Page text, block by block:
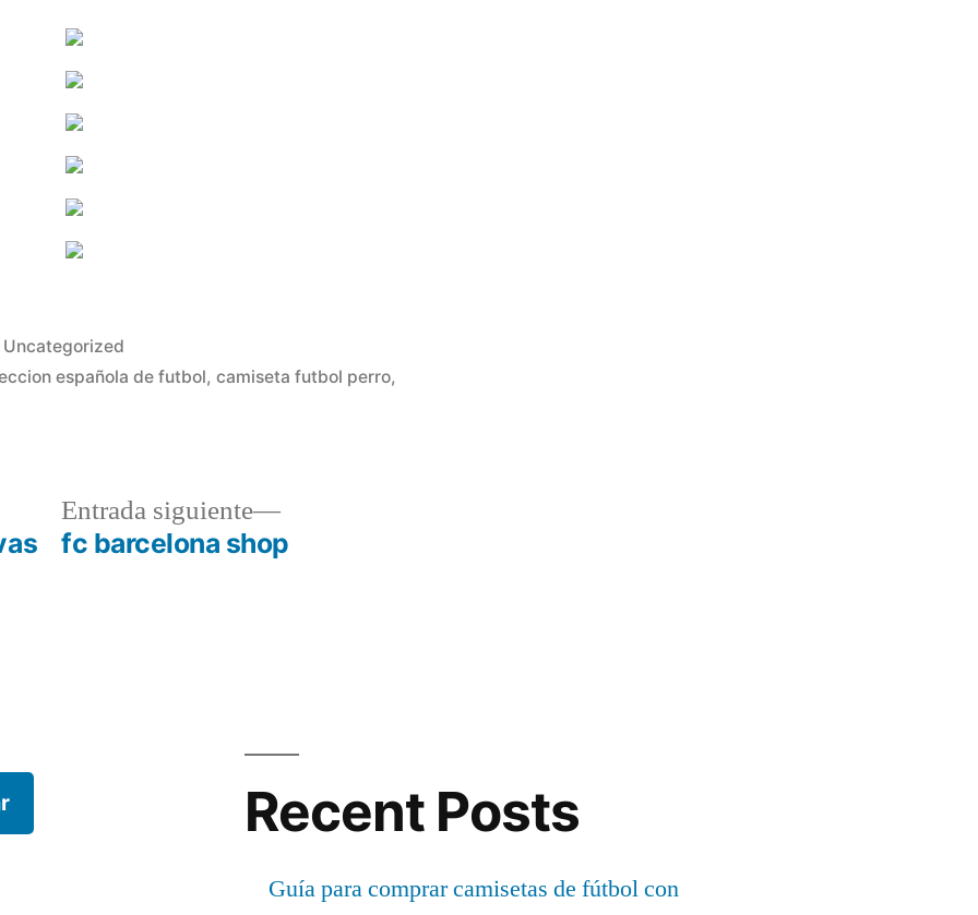
Publicado
en
Uncategorized
española de futbol,camiseta futbol perro,
Entrada siguiente
Entrada
siguiente:
fc barcelona shop
Recent Posts
Guía para comprar camisetas de fútbol con